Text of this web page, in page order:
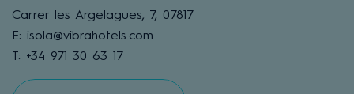
Carrer les Argelagues, 7, 07817
E: isola@vibrahotels.com
T: +34 971 30 63 17